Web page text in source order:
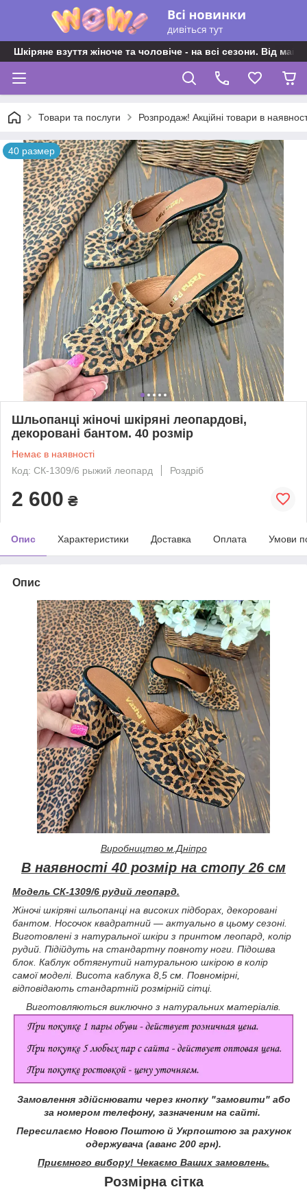
Шкіряне взуття жіноче та чоловіче - на всі сезони. Від
Товари та послуги Розпродаж! Акційні товари в
40 размер
Шльопанці жіночі шкіряні леопардові,
декоровані бантом. 40 розмір
Немає в наявності
Код: СК-1309/6 рыжий леопард
Роздріб
2 600 ₴
Опис Характеристики Доставка Оплата Умови
Опис
Виробництво м.Дніпро
В наявності 40 розмір на стопу 26 см
Модель СК-1309/6 рудий леопард.
Жіночі шкіряні шльопанці на високих підборах, декоровані
бантом. Носочок квадратний — актуально в цьому сезоні.
Виготовлені з натуральної шкіри з принтом леопард, колір
рудий. Підійдуть на стандартну повноту ноги. Підошва
блок. Каблук обтягнутий натуральною шкірою в колір
самої моделі. Висота каблука 8,5 см. Повномірні,
відповідають стандартній розмірній сітці.
Виготовляються виключно з натуральних матеріалів.
Замовлення здійснювати через кнопку "замовити" або
за номером телефону, зазначеним на сайті.
Пересилаємо Новою Поштою й Укрпоштою за рахунок
одержувача (аванс 200 грн).
Приємного вибору! Чекаємо Ваших замовлень.
Розмірна сітка